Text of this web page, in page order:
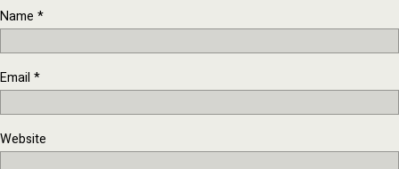
Name *
Email *
Website